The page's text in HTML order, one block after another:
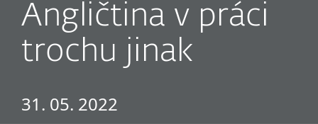
Angličtina v práci
trochu jinak
31. 05. 2022